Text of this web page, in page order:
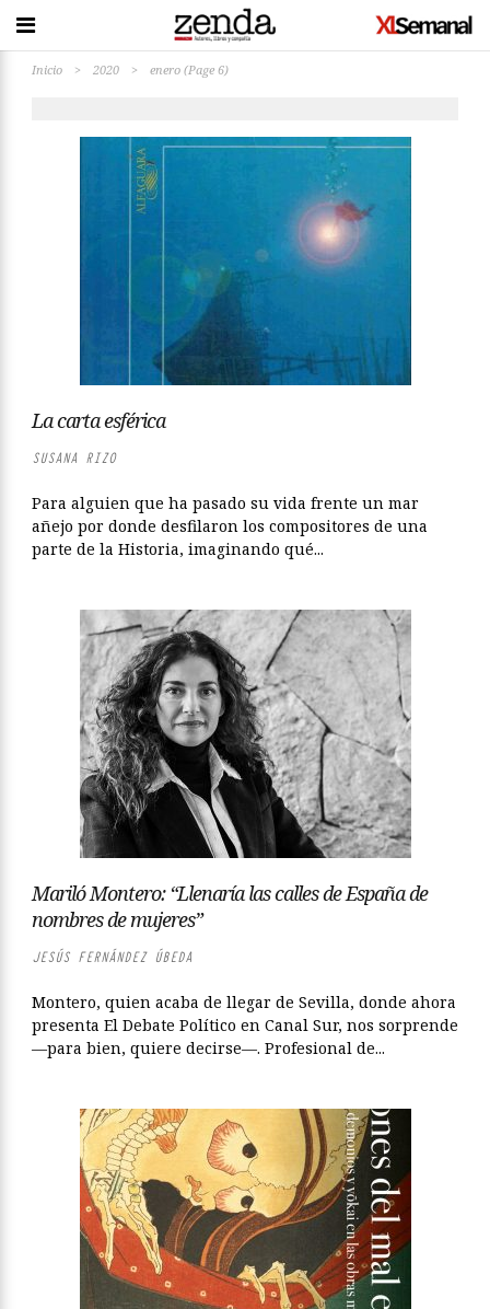
Inicio > 2020 > enero (Page 6)
La carta esférica
SUSANA RIZO
Para alguien que ha pasado su vida frente un mar
añejo por donde desfilaron los compositores de una
parte de la Historia, imaginando qué...
Mariló Montero: “Llenaría las calles de España de
nombres de mujeres”
JESÚS FERNÁNDEZ ÚBEDA
Montero, quien acaba de llegar de Sevilla, donde ahora
presenta El Debate Político en Canal Sur, nos sorprende
—para bien, quiere decirse—. Profesional de...